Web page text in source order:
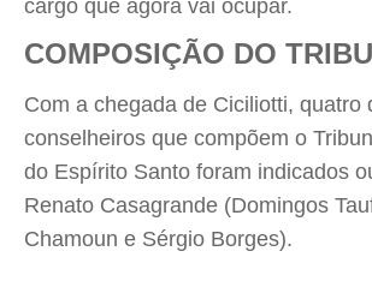
cargo que agora vai ocupar.
COMPOSIÇÃO DO
Com a chegada de Ciciliotti, quatro
conselheiros que compõem o
do Espírito Santo foram indicados
Renato Casagrande (Domingos
Chamoun e Sérgio Borges).